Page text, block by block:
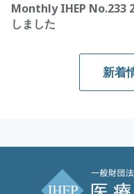
Monthly IHEP No.233
しました
新着